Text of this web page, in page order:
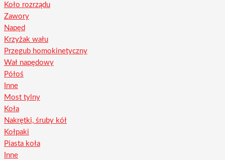
Koło rozrządu
Zawory
Napęd
Krzyżak wału
Przegub homokinetyczny
Wał napędowy
Półoś
Inne
Most tylny
Koła
Nakrętki, śruby kół
Kołpaki
Piasta koła
Inne